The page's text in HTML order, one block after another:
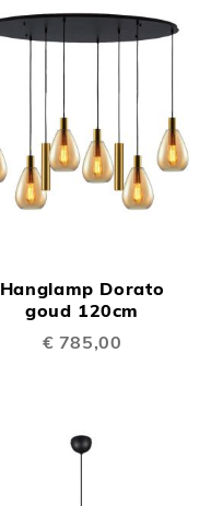
Hanglamp Dorato
goud 120cm
€ 785,00